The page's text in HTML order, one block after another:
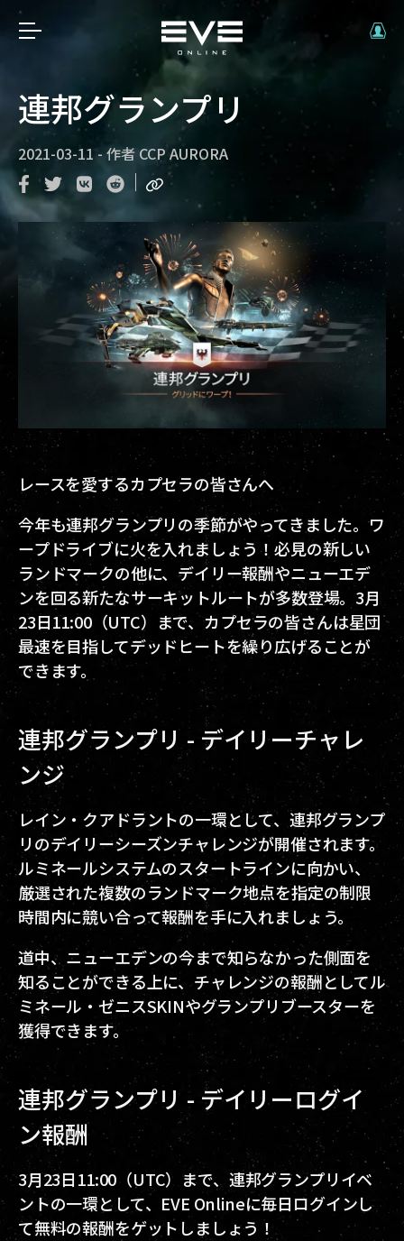
連邦グランプリ
2021-03-11 -作者 CCP AURORA
レースを愛するカプセラの皆さんへ
今年も連邦グランプリの季節がやってきました。ワ
ープドライブに火を入れましょう！必見の新しい
ランドマークの他に、デイリー報酬やニューエデ
ンを回る新たなサーキットルートが多数登場。3月
23日11:00（UTC）まで、カプセラの皆さんは星団
最速を目指してデッドヒートを繰り広げることが
できます。
連邦グランプリ - デイリーチャレ
ンジ
レイン・クアドラントの一環として、連邦グランプ
リのデイリーシーズンチャレンジが開催されます。
ルミネールシステムのスタートラインに向かい、
厳選された複数のランドマーク地点を指定の制限
時間内に競い合って報酬を手に入れましょう。
道中、ニューエデンの今まで知らなかった側面を
知ることができる上に、チャレンジの報酬としてル
ミネール・ゼニスSKINやグランプリブースターを
獲得できます。
連邦グランプリ - デイリーログイ
ン報酬
3月23日11:00（UTC）まで、連邦グランプリイベ
ントの一環として、EVE Onlineに毎日ログインし
て無料の報酬をゲットしましょう！